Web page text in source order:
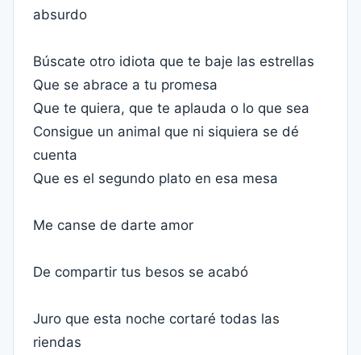
absurdo
Búscate otro idiota que te baje las estrellas
Que se abrace a tu promesa
Que te quiera, que te aplauda o lo que sea
Consigue un animal que ni siquiera se dé
cuenta
Que es el segundo plato en esa mesa
Me canse de darte amor
De compartir tus besos se acabó
Juro que esta noche cortaré todas las
riendas